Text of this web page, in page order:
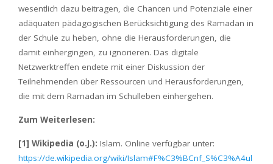
wesentlich dazu beitragen, die Chancen und Potenziale einer
adäquaten pädagogischen Berücksichtigung des Ramadan in
der Schule zu heben, ohne die Herausforderungen, die
damit einhergingen, zu ignorieren. Das digitale
Netzwerktreffen endete mit einer Diskussion der
Teilnehmenden über Ressourcen und Herausforderungen,
die mit dem Ramadan im Schulleben einhergehen.
Zum Weiterlesen:
[1] Wikipedia (o.J.): Islam. Online verfügbar unter:
https://de.wikipedia.org/wiki/Islam#F%C3%BCnf_S%C3%A4ul